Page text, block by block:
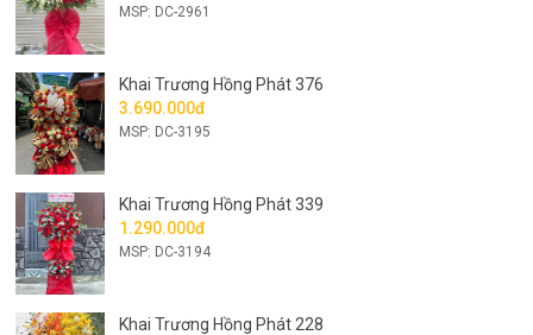
MSP: DC-2961
Khai Trương Hồng Phát 376
3.690.000đ
MSP: DC-3195
Khai Trương Hồng Phát 339
1.290.000đ
MSP: DC-3194
Khai Trương Hồng Phát 228